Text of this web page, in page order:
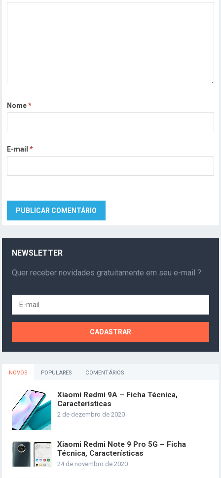
Nome*
E-mail*
NEWSLETTER
Quer receber novidades gratuitamente em seu e-mail ?
NOVOS POPULARES COMENTÁRIOS
Xiaomi Redmi 9A – Ficha Técnica,
Características
2 de dezembro de 2020
Xiaomi Redmi Note 9 Pro 5G – Ficha
Técnica, Características
24 de novembro de 2020